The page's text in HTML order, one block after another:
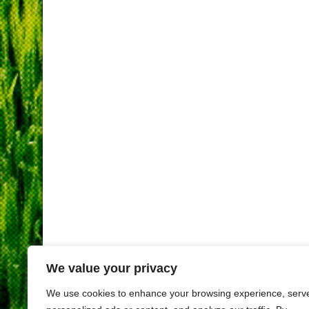
We value your privacy
We use cookies to enhance your browsing experience,